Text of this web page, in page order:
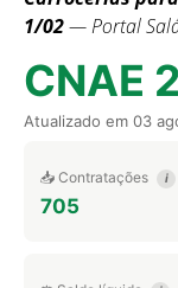
1/02— Portal
CNAE
Atualizado em 03
📥 Contratações i
705